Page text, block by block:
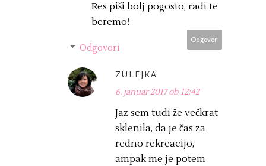
Res piši bolj pogosto, radi te
beremo!
Odgovori
Odgovori
ZULEJKA
6. januar 2017 ob 12:42
Jaz sem tudi že večkrat
sklenila, da je čas za
redno rekreacijo,
ampak me je potem